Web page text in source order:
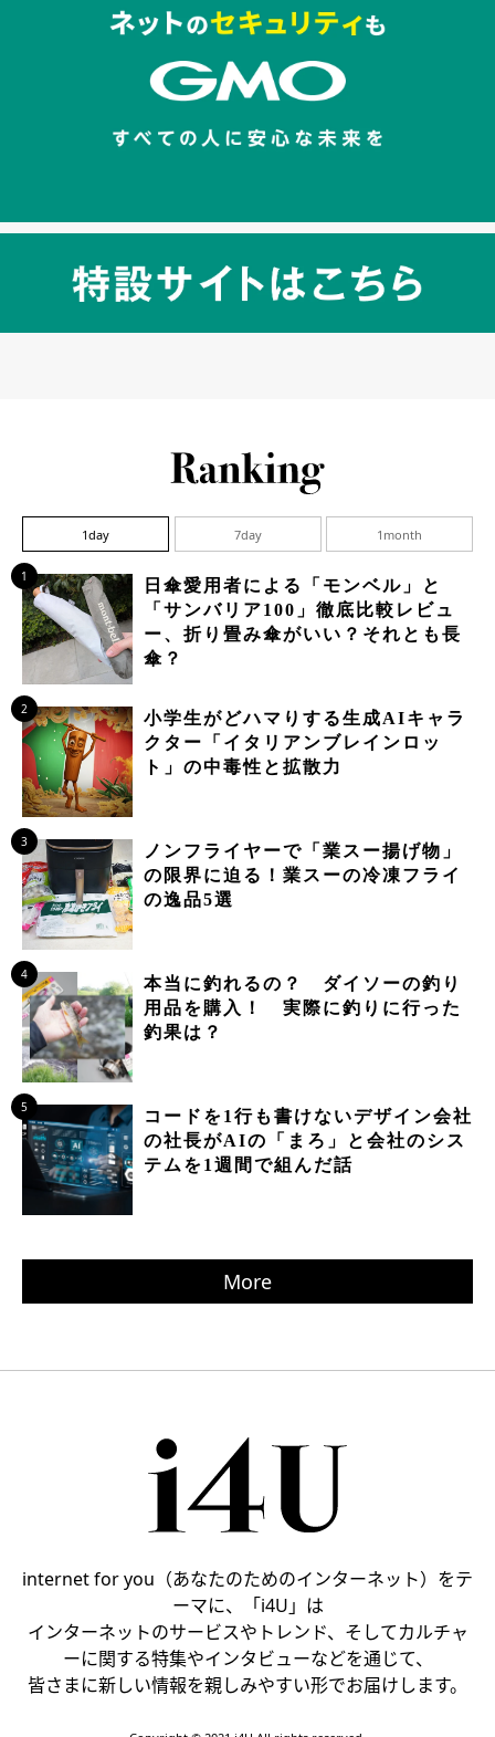
1day 7day 1month
1
日傘愛用者による「モンベル」と
「サンバリア100」徹底比較レビュ
ー、折り畳み傘がいい？それとも長
傘？
2
小学生がどハマりする生成AIキャラ
クター「イタリアンブレインロッ
ト」の中毒性と拡散力
3
ノンフライヤーで「業スー揚げ物」
の限界に迫る！業スーの冷凍フライ
の逸品5選
4
本当に釣れるの？ ダイソーの釣り
用品を購入！ 実際に釣りに行った
釣果は？
5
コードを1行も書けないデザイン会社
の社長がAIの「まろ」と会社のシス
テムを1週間で組んだ話
More
internet for you（あなたのためのインターネット）をテ
ーマに、「i4U」は
インターネットのサービスやトレンド、そしてカルチャ
ーに関する特集やインタビューなどを通じて、
皆さまに新しい情報を親しみやすい形でお届けします。